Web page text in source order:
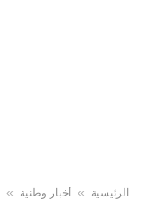
الرئيسية » أخبار وطنية »